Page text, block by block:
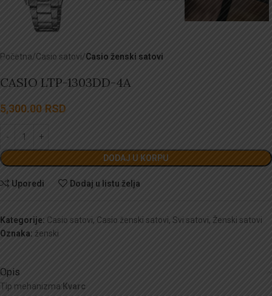
Početna Casio satovi Casio ženski satovi
CASIO LTP-1303DD-4A
5,300.00 RSD
DODAJ U KORPU
Uporedi Dodaj u listu želja
Kategorije: Casio satovi, Casio ženski satovi, Svi satovi, Ženski satovi
Oznaka: ženski
Opis
Tip mehanizma: Kvarc